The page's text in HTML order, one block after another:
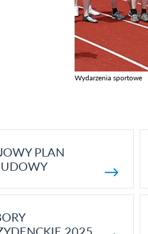
Wydarzenia sportowe
PLAN
2025